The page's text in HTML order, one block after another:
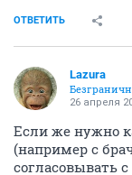
ОТВЕТИТЬ
Lazura
26 апреля
Если же нужно
(например с
согласовывать